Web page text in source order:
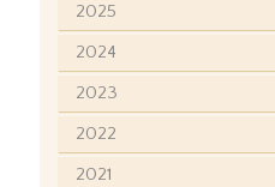
2025
2024
2023
2022
2021